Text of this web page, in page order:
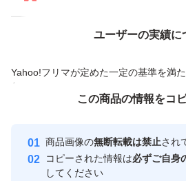
ユーザーの実績に
Yahoo!フリマが定めた一定の基準を満
付与しています
安心取引出品者
心・安
取引実績
価格の相談
この商品の情報をコ
商品画像の無断転載は禁止され
コピーされた情報は必ずご自身
してください
この商品をみている人にオススメ